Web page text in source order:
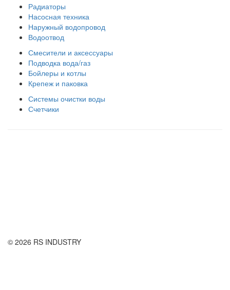
Радиаторы
Насосная техника
Наружный водопровод
Водоотвод
Смесители и аксессуары
Подводка вода/газ
Бойлеры и котлы
Крепеж и паковка
Системы очистки воды
Счетчики
© 2026 RS INDUSTRY